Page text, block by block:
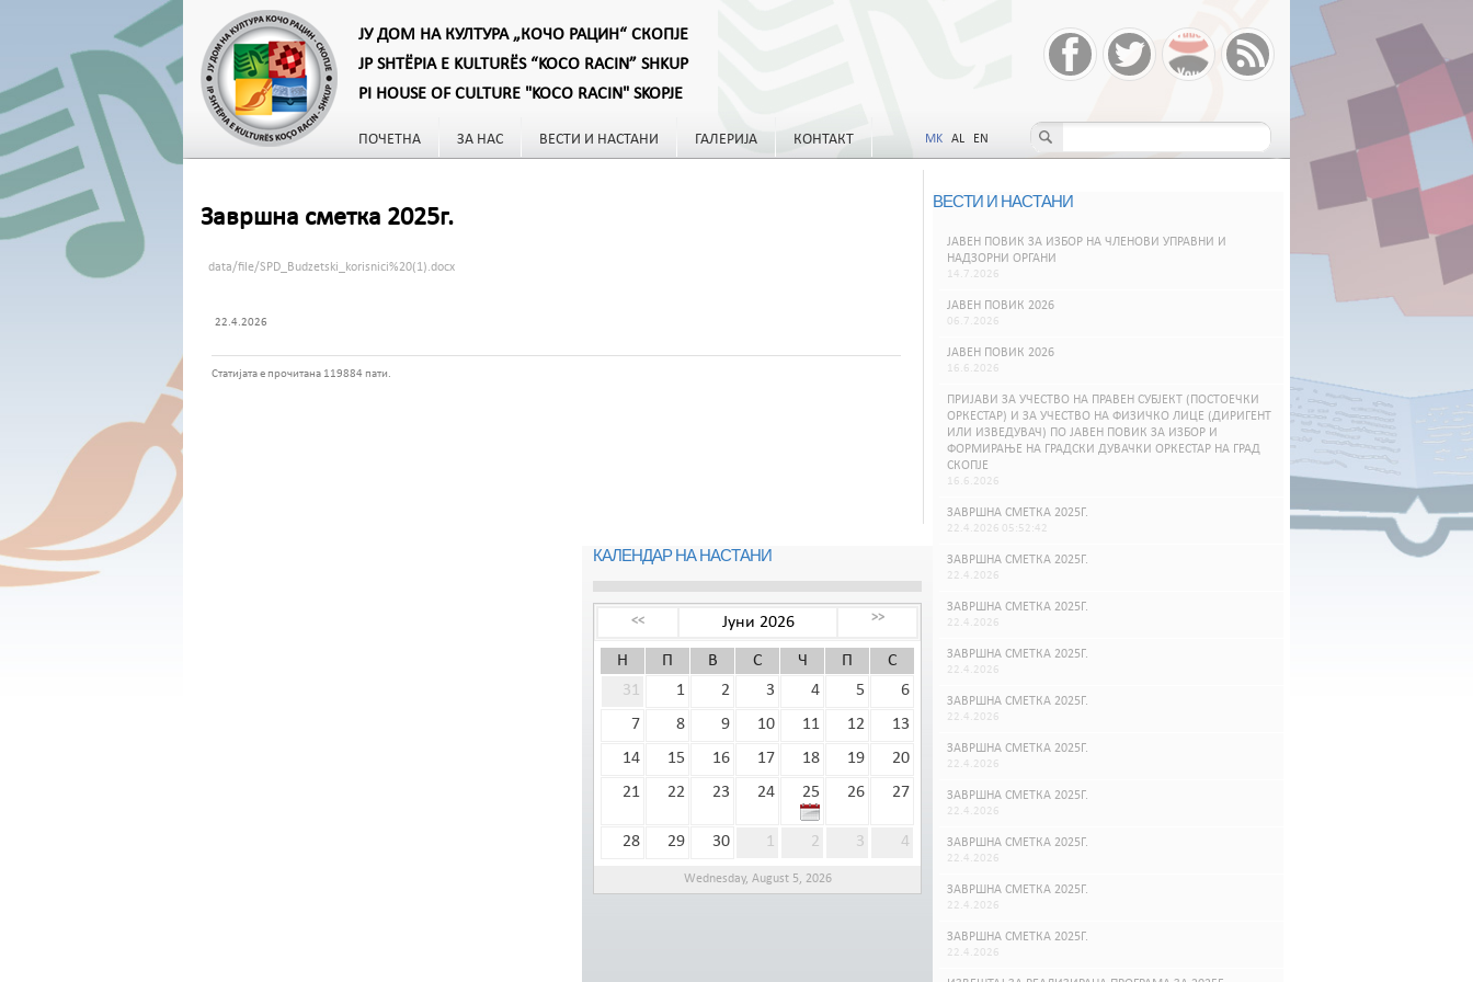
ЈУ ДОМ НА КУЛТУРА „КОЧО РАЦИН“ СКОПЈЕ
JP SHTËPIA E KULTURËS “KOCO RACIN” SHKUP
PI HOUSE OF CULTURE "KOCO RACIN" SKOPJE
ПОЧЕТНА ЗА НАС ВЕСТИ И НАСТАНИ ГАЛЕРИЈА КОНТАКТ MK AL EN
Завршна сметка 2025г.
data/file/SPD_Budzetski_korisnici%20(1).docx
22.4.2026
Статијата е прочитана 119884 пати.
ВЕСТИ И НАСТАНИ
ЈАВЕН ПОВИК ЗА ИЗБОР НА ЧЛЕНОВИ УПРАВНИ И
НАДЗОРНИ ОРГАНИ
14.7.2026
ЈАВЕН ПОВИК 2026
06.7.2026
ЈАВЕН ПОВИК 2026
16.6.2026
ПРИЈАВИ ЗА УЧЕСТВО НА ПРАВЕН СУБЈЕКТ (ПОСТОЕЧКИ
ОРКЕСТАР) И ЗА УЧЕСТВО НА ФИЗИЧКО ЛИЦЕ (ДИРИГЕНТ
ИЛИ ИЗВЕДУВАЧ) ПО ЈАВЕН ПОВИК ЗА ИЗБОР И
ФОРМИРАЊЕ НА ГРАДСКИ ДУВАЧКИ ОРКЕСТАР НА ГРАД
СКОПЈЕ
16.6.2026
ЗАВРШНА СМЕТКА 2025Г.
22.4.2026 05:52:42
ЗАВРШНА СМЕТКА 2025Г.
22.4.2026
ЗАВРШНА СМЕТКА 2025Г.
22.4.2026
ЗАВРШНА СМЕТКА 2025Г.
22.4.2026
ЗАВРШНА СМЕТКА 2025Г.
22.4.2026
ЗАВРШНА СМЕТКА 2025Г.
22.4.2026
ЗАВРШНА СМЕТКА 2025Г.
22.4.2026
ЗАВРШНА СМЕТКА 2025Г.
22.4.2026
ЗАВРШНА СМЕТКА 2025Г.
22.4.2026
ЗАВРШНА СМЕТКА 2025Г.
22.4.2026
КАЛЕНДАР НА НАСТАНИ
<< Јуни 2026 >>
Н П В С Ч П
С
31
1 2 3 4 5
6
7
8 9 10 11 12
13
14
15 16 17 18 19
20
21
22 23 24 25 26 27
28 29 30 1 2 3 4
Wednesday, August 5, 2026